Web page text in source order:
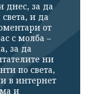
днес, за да
и да
от
с молба –
за да
ни
по света,
в интернет
и